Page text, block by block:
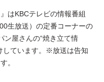
はKBCテレビの情報番組
生放送）の定番コーナーの
ン屋さんの“焼き立て情
しています。※放送は告知
。